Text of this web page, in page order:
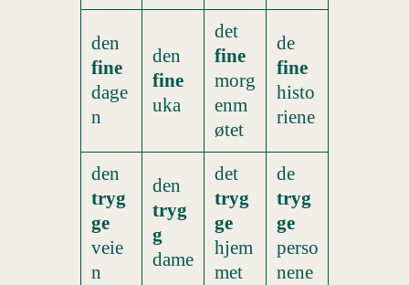
den
fine
dage
n
den
fine
uka
det
fine
morg
enm
øtet
de
fine
histo
riene
den
tryg
ge
veie
n
den
tryg
g
dame
det
tryg
ge
hjem
met
de
tryg
ge
perso
nene